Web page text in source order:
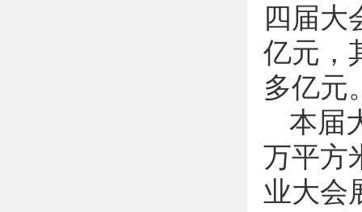
四届大
亿元，
多亿元
本届
万平方
业大会